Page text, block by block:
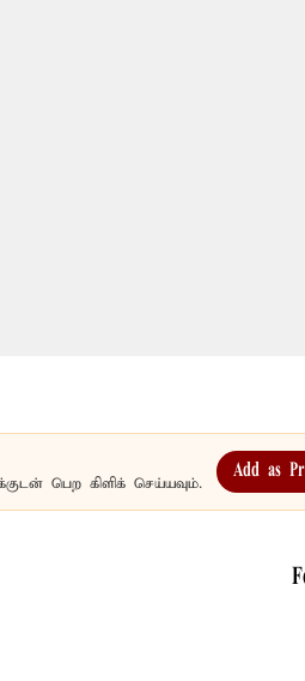
பெற கிளிக் செய்யவும்.
Add as